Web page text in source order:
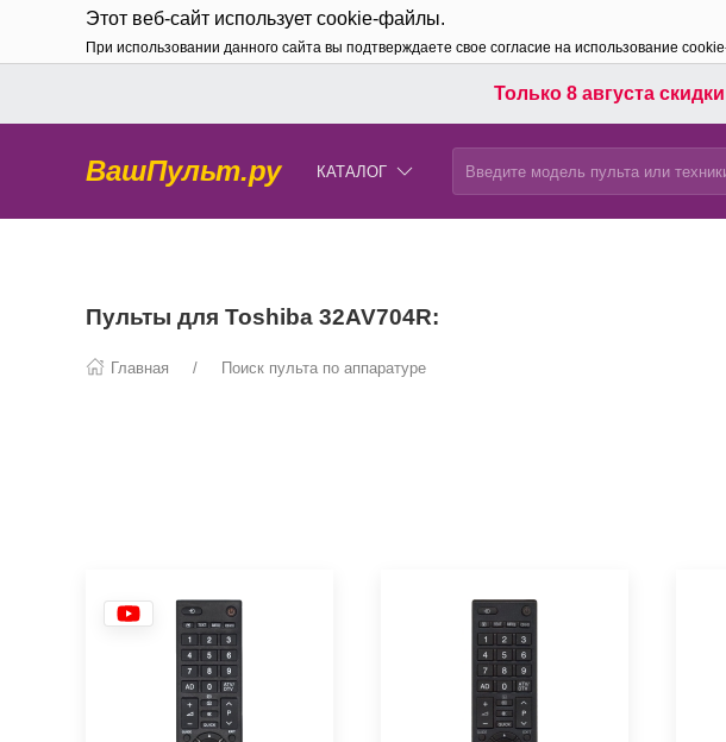
Этот веб-сайт использует cookie-файлы.
При использовании данного сайта вы подтверждаете свое согласие на использование
Только 8 августа
ВашПульт.ру КАТАЛОГ
Пульты для Toshiba 32AV704R:
Главная Поиск пульта по аппаратуре